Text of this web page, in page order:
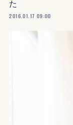
た
2016.01.17 09:00